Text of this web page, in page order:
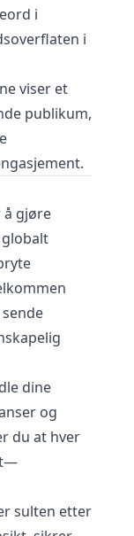
i
i
viser et
publikum,
gjøre
dine
og
du at hver
sulten etter